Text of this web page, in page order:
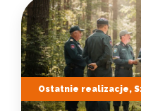
Ostatnie realizacje,